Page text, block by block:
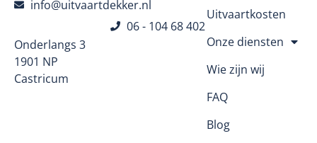
info@uitvaartdekker.nl
Onderlangs 3
1901 NP
Castricum
06 - 104 68 402
Uitvaartkosten
Onze diensten
Wie zijn wij
FAQ
Blog